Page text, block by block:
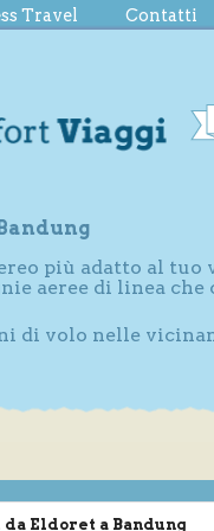
Travel Contatti
più adatto al tuo
aeree di linea che
di volo nelle
Eldoret a Bandung